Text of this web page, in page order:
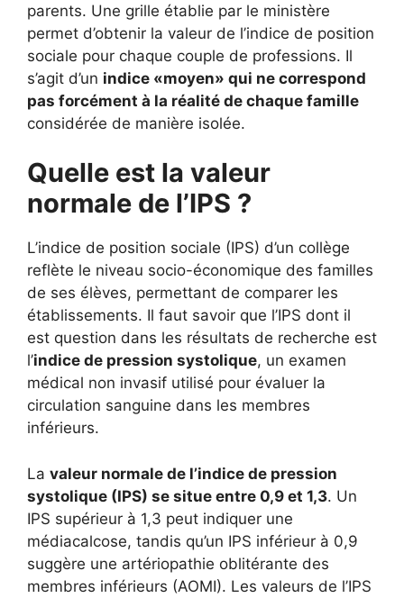
parents. Une grille établie par le ministère
permet d’obtenir la valeur de l’indice de position
sociale pour chaque couple de professions. Il
s’agit d’un indice «moyen» qui ne correspond
pas forcément à la réalité de chaque famille
considérée de manière isolée.
Quelle est la valeur
normale de l’IPS ?
L’indice de position sociale (IPS) d’un collège
reflète le niveau socio-économique des familles
de ses élèves, permettant de comparer les
établissements. Il faut savoir que l’IPS dont il
est question dans les résultats de recherche est
l’indice de pression systolique, un examen
médical non invasif utilisé pour évaluer la
circulation sanguine dans les membres
inférieurs.
La valeur normale de l’indice de pression
systolique (IPS) se situe entre 0,9 et 1,3. Un
IPS supérieur à 1,3 peut indiquer une
médiacalcose, tandis qu’un IPS inférieur à 0,9
suggère une artériopathie oblitérante des
membres inférieurs (AOMI). Les valeurs de l’IPS